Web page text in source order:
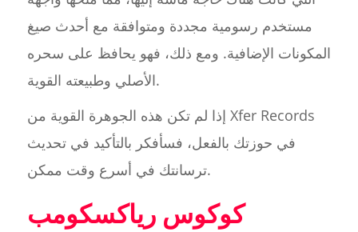
مستخدم رسومية مجددة ومتوافقة مع أحدث صيغ
المكونات الإضافية. ومع ذلك، فهو يحافظ على سحره
الأصلي وطبيعته القوية.
إذا لم تكن هذه الجوهرة القوية من Xfer Records
في حوزتك بالفعل، فسأفكر بالتأكيد في تحديث
ترسانتك في أسرع وقت ممكن.
كوكوس رياكسكومب